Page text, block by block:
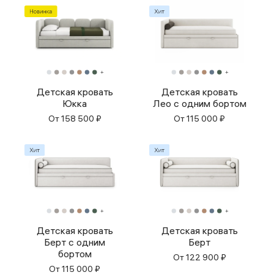
Детская кровать
Юкка
От158 500 ₽
Детская кровать
Лео с одним бортом
От115 000 ₽
Детская кровать
Берт с одним
бортом
От115 000 ₽
Детская кровать
Берт
От122 900 ₽